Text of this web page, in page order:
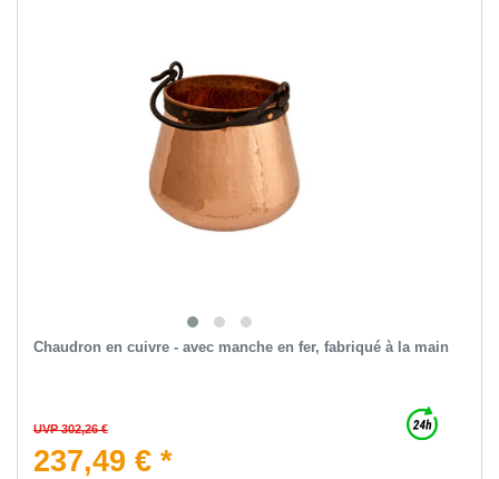
Chaudron en cuivre - avec manche en fer, fabriqué à la main
UVP 302,26 €
237,49 € *